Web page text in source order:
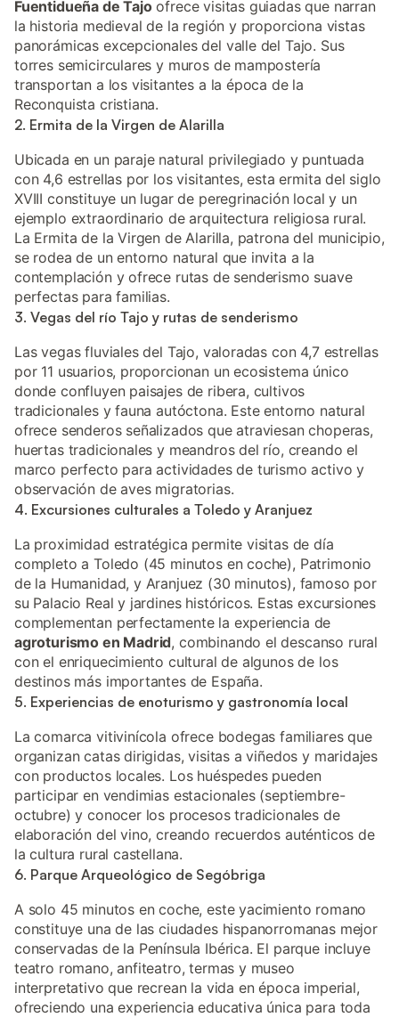
Fuentidueña de Tajoofrece visitas guiadas que narran
la historia medieval de la región y proporciona vistas
panorámicas excepcionales del valle del Tajo. Sus
torres semicirculares y muros de mampostería
transportan a los visitantes a la época de la
Reconquista cristiana.
2. Ermita de la Virgen de Alarilla
Ubicada en un paraje natural privilegiado y puntuada
con 4,6 estrellas por los visitantes, esta ermita del siglo
XVIII constituye un lugar de peregrinación local y un
ejemplo extraordinario de arquitectura religiosa rural.
La Ermita de la Virgen de Alarilla, patrona del municipio,
se rodea de un entorno natural que invita a la
contemplación y ofrece rutas de senderismo suave
perfectas para familias.
3. Vegas del río Tajo y rutas de senderismo
Las vegas fluviales del Tajo, valoradas con 4,7 estrellas
por 11 usuarios, proporcionan un ecosistema único
donde confluyen paisajes de ribera, cultivos
tradicionales y fauna autóctona. Este entorno natural
ofrece senderos señalizados que atraviesan choperas,
huertas tradicionales y meandros del río, creando el
marco perfecto para actividades de turismo activo y
observación de aves migratorias.
4. Excursiones culturales a Toledo y Aranjuez
La proximidad estratégica permite visitas de día
completo a Toledo (45 minutos en coche), Patrimonio
de la Humanidad, y Aranjuez (30 minutos), famoso por
su Palacio Real y jardines históricos. Estas excursiones
complementan perfectamente la experiencia de
agroturismo en Madrid, combinando el descanso rural
con el enriquecimiento cultural de algunos de los
destinos más importantes de España.
5. Experiencias de enoturismo y gastronomía local
La comarca vitivinícola ofrece bodegas familiares que
organizan catas dirigidas, visitas a viñedos y maridajes
con productos locales. Los huéspedes pueden
participar en vendimias estacionales (septiembre-
octubre) y conocer los procesos tradicionales de
elaboración del vino, creando recuerdos auténticos de
la cultura rural castellana.
6. Parque Arqueológico de Segóbriga
A solo 45 minutos en coche, este yacimiento romano
constituye una de las ciudades hispanorromanas mejor
conservadas de la Península Ibérica. El parque incluye
teatro romano, anfiteatro, termas y museo
interpretativo que recrean la vida en época imperial,
ofreciendo una experiencia educativa única para toda